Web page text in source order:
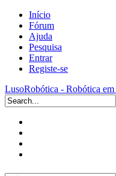
Início
Fórum
Ajuda
Pesquisa
Entrar
Registe-se
LusoRobótica - Robótica em